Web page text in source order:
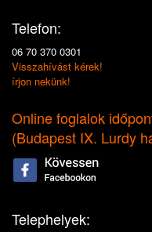
Telefon:
06 70 370 0301
Visszahívást kérek!
írjon nekünk!
Online foglalok
(Budapest IX. Lurdy
Telephelyek: